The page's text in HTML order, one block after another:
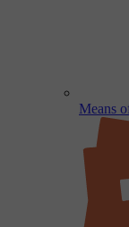
Means